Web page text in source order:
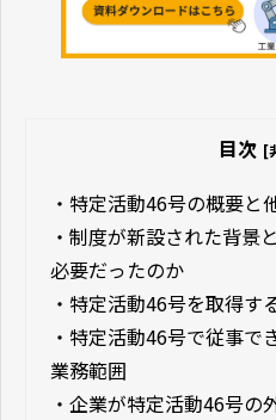
目次 [
・ 特定活動46号の概要と
・ 制度が新設された背景
必要だったのか
・ 特定活動46号を取得す
・ 特定活動46号で従事で
業務範囲
・ 企業が特定活動46号の